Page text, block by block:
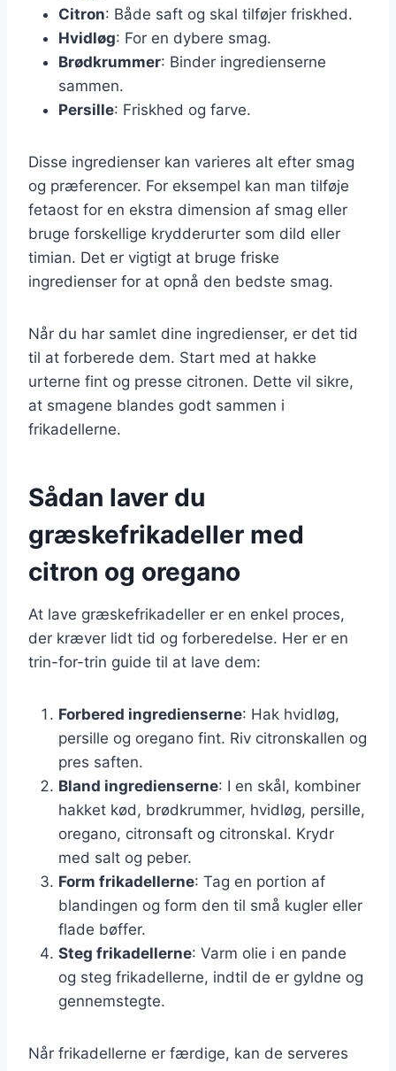
Citron: Både saft og skal tilføjer friskhed.
Hvidløg: For en dybere smag.
Brødkrummer: Binder ingredienserne
sammen.
Persille: Friskhed og farve.
Disse ingredienser kan varieres alt efter smag
og præferencer. For eksempel kan man tilføje
fetaost for en ekstra dimension af smag eller
bruge forskellige krydderurter som dild eller
timian. Det er vigtigt at bruge friske
ingredienser for at opnå den bedste smag.
Når du har samlet dine ingredienser, er det tid
til at forberede dem. Start med at hakke
urterne fint og presse citronen. Dette vil sikre,
at smagene blandes godt sammen i
frikadellerne.
Sådan laver du
græskefrikadeller med
citron og oregano
At lave græskefrikadeller er en enkel proces,
der kræver lidt tid og forberedelse. Her er en
trin-for-trin guide til at lave dem:
Forbered ingredienserne: Hak hvidløg,
persille og oregano fint. Riv citronskallen og
pres saften.
Bland ingredienserne: I en skål, kombiner
hakket kød, brødkrummer, hvidløg, persille,
oregano, citronsaft og citronskal. Krydr
med salt og peber.
Form frikadellerne: Tag en portion af
blandingen og form den til små kugler eller
flade bøffer.
Steg frikadellerne: Varm olie i en pande
og steg frikadellerne, indtil de er gyldne og
gennemstegte.
Når frikadellerne er færdige, kan de serveres